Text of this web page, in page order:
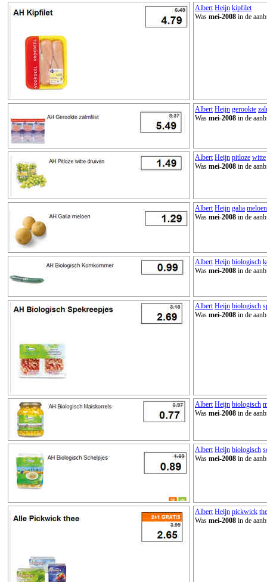
Albert Heijn kipfilet
Was mei-2008 in de
Albert Heijn gerookte
Was mei-2008 in de
Albert Heijn pitloze witte
Was mei-2008 in de
Albert Heijn galia meloen
Was mei-2008 in de
Albert Heijn biologisch
Was mei-2008 in de
Albert Heijn biologisch
Was mei-2008 in de
Albert Heijn biologisch
Was mei-2008 in de
Albert Heijn biologisch
Was mei-2008 in de
Albert Heijn pickwick
Was mei-2008 in de